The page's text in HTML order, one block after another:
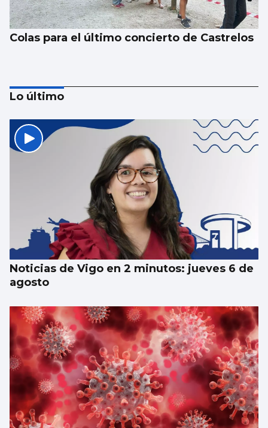
Colas para el último concierto de Castrelos
Las Cíes pasan de recoger 55.000 colillas a
las 1.215 de este verano
Lo último
Noticias de Vigo en 2 minutos: jueves 6 de
agosto